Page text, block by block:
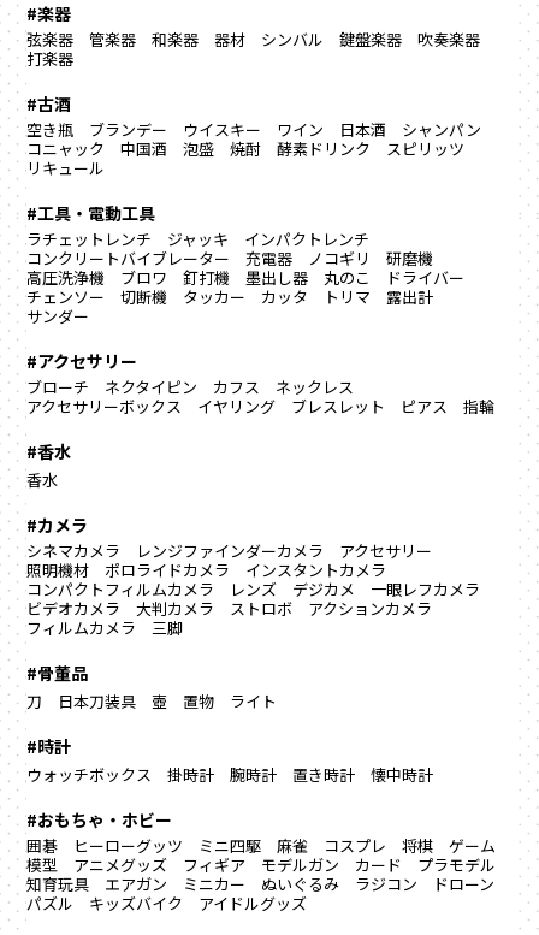
#楽器
弦楽器 管楽器 和楽器 器材 シンバル 鍵盤楽器
吹奏楽器
打楽器
#古酒
空き瓶 ブランデー ウイスキー ワイン 日本酒
シャンパン
コニャック
中国酒 泡盛 焼酎 酵素ドリンク
スピリッツ
リキュール
#工具・電動工具
ラチェットレンチ ジャッキ
インパクトレンチ
コンクリートバイブレーター
充電器 ノコギリ
研磨機
高圧洗浄機
ブロワ 釘打機 墨出し器 丸のこ
ドライバー
チェンソー
切断機 タッカー カッタ トリマ
露出計
サンダー
#アクセサリー
ブローチ ネクタイピン カフス
ネックレス
アクセサリーボックス
イヤリング ブレスレット ピアス 指輪
#香水
香水
#カメラ
シネマカメラ レンジファインダーカメラ
アクセサリー
照明機材
ポロライドカメラ
インスタントカメラ
コンパクトフィルムカメラ
レンズ デジカメ
一眼レフカメラ
ビデオカメラ
大判カメラ ストロボ
アクションカメラ
フィルムカメラ
三脚
#骨董品
刀 日本刀装具 壺 置物 ライト
#時計
ウォッチボックス 掛時計 腕時計 置き時計 懐中時計
#おもちゃ・ホビー
囲碁 ヒーローグッツ ミニ四駆 麻雀 コスプレ 将棋
ゲーム
模型
アニメグッズ フィギア モデルガン カード
プラモデル
知育玩具
エアガン ミニカー ぬいぐるみ ラジコン
ドローン
パズル
キッズバイク アイドルグッズ